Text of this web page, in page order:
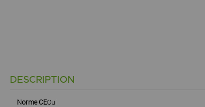
DESCRIPTION
Norme CEOui